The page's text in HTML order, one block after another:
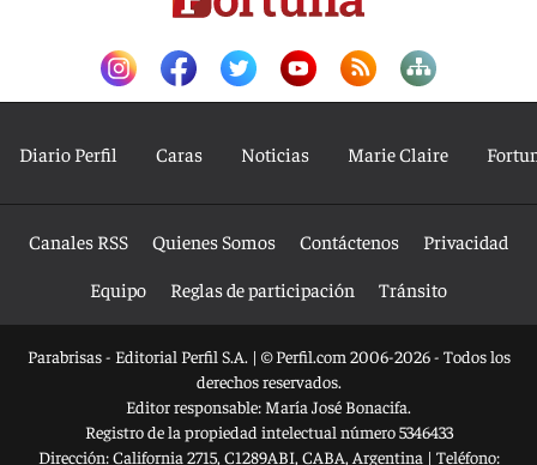
Diario Perfil Caras Noticias Marie Claire
Canales RSS Quienes Somos Contáctenos
Privacidad
Equipo
Reglas de participación Tránsito
Parabrisas - Editorial Perfil S.A. | © Perfil.com 2006-2026 - Todos los
derechos reservados.
Editor responsable: María José Bonacifa.
Registro de la propiedad intelectual número 5346433
Dirección:California 2715, C1289ABI, CABA, Argentina | Teléfono: